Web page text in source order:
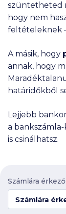
szüntetheted
hogy nem
feltételeknek
A másik, hogy
annak, hogy
határidőkből
Lejjebb
a
is csinálhatsz.
Számlára